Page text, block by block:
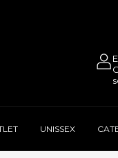
UNISSEX